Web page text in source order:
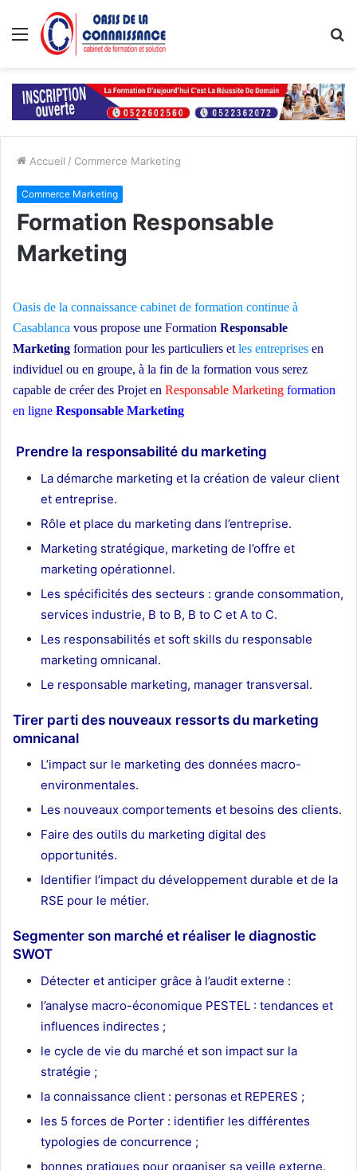
Menu
Accueil / Commerce Marketing
Commerce Marketing
Formation Responsable
Marketing
Oasis de la connaissance cabinet de formation continue à
Casablanca vous propose une Formation Responsable
Marketing formation pour les particuliers et les entreprises en
individuel ou en groupe, à la fin de la formation vous serez
capable de créer des Projet en Responsable Marketing formation
en ligne Responsable Marketing
Prendre la responsabilité du marketing
La démarche marketing et la création de valeur client
et entreprise.
Rôle et place du marketing dans l’entreprise.
Marketing stratégique, marketing de l’offre et
marketing opérationnel.
Les spécificités des secteurs : grande consommation,
services industrie, B to B, B to C et A to C.
Les responsabilités et soft skills du responsable
marketing omnicanal.
Le responsable marketing, manager transversal.
Tirer parti des nouveaux ressorts du marketing
omnicanal
L’impact sur le marketing des données macro-
environmentales.
Les nouveaux comportements et besoins des clients.
Faire des outils du marketing digital des
opportunités.
Identifier l’impact du développement durable et de la
RSE pour le métier.
Segmenter son marché et réaliser le diagnostic
SWOT
Détecter et anticiper grâce à l’audit externe :
l’analyse macro-économique PESTEL : tendances et
influences indirectes ;
le cycle de vie du marché et son impact sur la
stratégie ;
la connaissance client : personas et REPERES ;
les 5 forces de Porter : identifier les différentes
typologies de concurrence ;
bonnes pratiques pour organiser sa veille externe.